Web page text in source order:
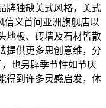
牌独缺美式风格，美式
信义首间亚洲旗舰店以
地板、砖墙及石材皆散
提供更多思创意维，分
也另辟季节性如节庆
得到许多灵感启发，体